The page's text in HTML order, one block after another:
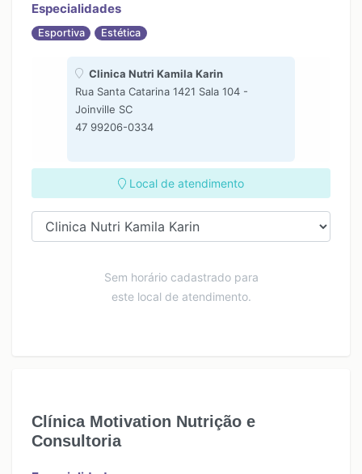
Especialidades
Esportiva Estética
Clinica Nutri Kamila Karin
Rua Santa Catarina 1421 Sala 104 -
Joinville SC
47 99206-0334
Local de atendimento
Sem horário cadastrado para
este local de atendimento.
Clínica Motivation Nutrição e
Consultoria